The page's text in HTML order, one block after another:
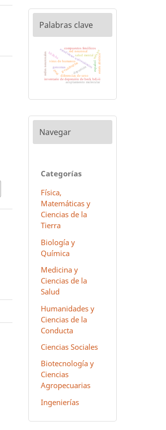
Palabras clave
depresión
estudiantes universitarios
diferencias de sexo
inventario de depresión de beck bdi-ii
salud mental
g-cuádruples
virus de humanos
genomas
perú
hñähñu
español
redes neuronales
red neuronal
acoplamiento molecular
compuestos fenólicos
méxico
estrés abiótico
Navegar
Categorías
Física,
Matemáticas y
Ciencias de la
Tierra
Biología y
Química
Medicina y
Ciencias de la
Salud
Humanidades y
Ciencias de la
Conducta
Ciencias Sociales
Biotecnología y
Ciencias
Agropecuarias
Ingenierías